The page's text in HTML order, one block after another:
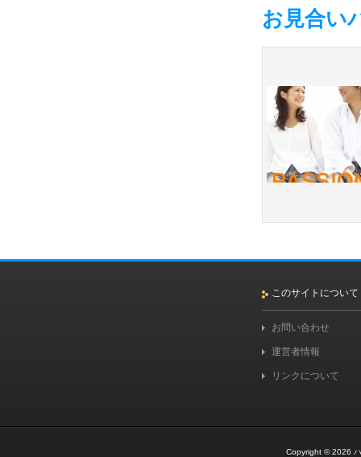
お見合い
このサイトについて
お問い合わせ
運営者情報
リンクについて
Copyright © 2026